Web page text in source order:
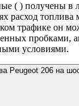
( ) получены в
расход
трафике он
пробками,
условиями.
Peugeot 206 на